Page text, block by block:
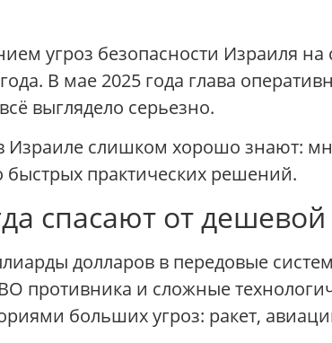
угроз безопасности Израиля
В мае 2025 года глава
выглядело серьезно.
Израиле слишком хорошо знают:
практических решений.
спасают от дешевой
долларов в передовые
противника и сложные
больших угроз: ракет,